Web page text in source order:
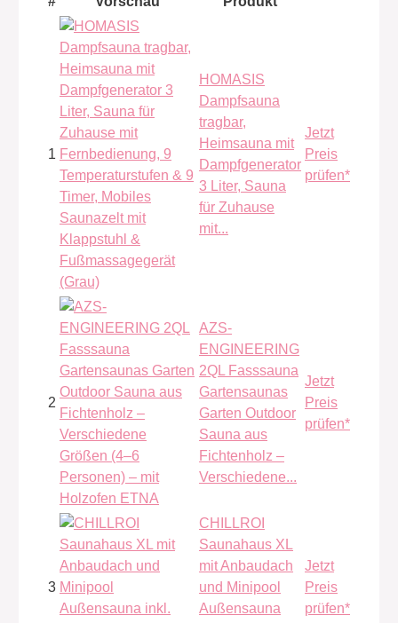
1
HOMASIS
Dampfsauna
tragbar,
Heimsauna mit
Dampfgenerator
3 Liter, Sauna
für Zuhause
mit...
Jetzt
Preis
prüfen*
2
AZS-
ENGINEERING
2QL Fasssauna
Gartensaunas
Garten Outdoor
Sauna aus
Fichtenholz –
Verschiedene...
Jetzt
Preis
prüfen*
3
CHILLROI
Saunahaus XL
mit Anbaudach
und Minipool
Außensauna
Jetzt
Preis
prüfen*